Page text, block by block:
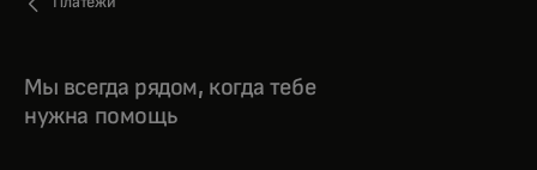
Мы всегда рядом, когда тебе
нужна помощь